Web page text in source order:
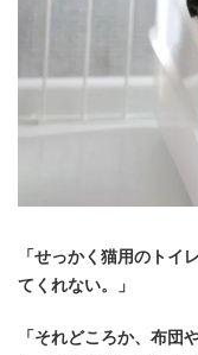
「せっかく猫用のトイ
てくれない。」
「それどころか、布団